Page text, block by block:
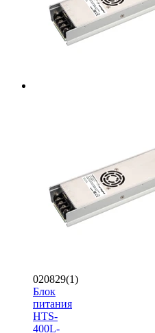
020829(1)
Блок
питания
HTS-
400L-